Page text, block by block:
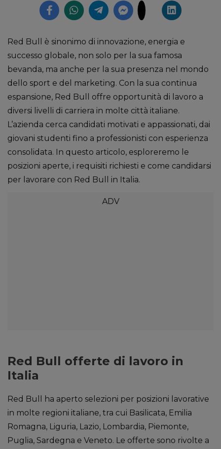
Red Bull è sinonimo di innovazione, energia e
successo globale, non solo per la sua famosa
bevanda, ma anche per la sua presenza nel mondo
dello sport e del marketing. Con la sua continua
espansione, Red Bull offre opportunità di lavoro a
diversi livelli di carriera in molte città italiane.
L’azienda cerca candidati motivati e appassionati, dai
giovani studenti fino a professionisti con esperienza
consolidata. In questo articolo, esploreremo le
posizioni aperte, i requisiti richiesti e come candidarsi
per lavorare con Red Bull in Italia.
Red Bull offerte di lavoro in
Italia
Red Bull ha aperto selezioni per posizioni lavorative
in molte regioni italiane, tra cui Basilicata, Emilia
Romagna, Liguria, Lazio, Lombardia, Piemonte,
Puglia, Sardegna e Veneto. Le offerte sono rivolte a